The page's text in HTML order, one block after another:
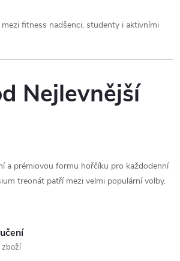
fitness nadšenci, studenty i aktivními
Nejlevnější
a prémiovou formu hořčíku pro každodenní
treonát patří mezi velmi populární volby.
zboží